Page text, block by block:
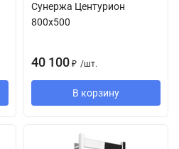
Сунержа Центурион
800х500
40 100 ₽ /шт.
В корзину